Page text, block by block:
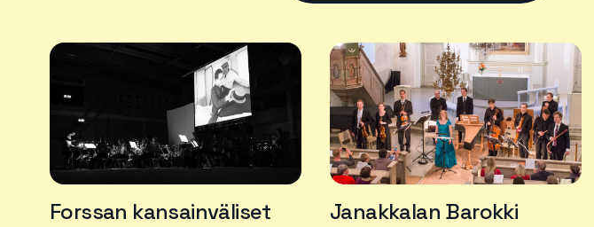
Forssan kansainväliset
Janakkalan Barokki